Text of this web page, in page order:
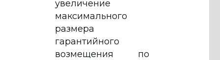
увеличение
максимального
размера
гарантийного
возмещения по